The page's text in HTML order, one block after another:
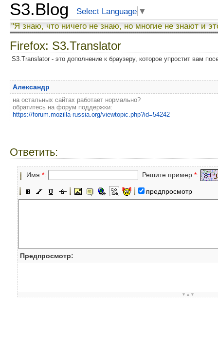
S3.Blog Select Language ▼
"Я знаю, что ничего не знаю, но многие не знают и
Firefox: S3.Translator
S3.Translator - это дополнение к браузеру, которое упростит вам
Александр
на остальных сайтах работает нормально?
обратитесь на форум поддержки:
https://forum.mozilla-russia.org/viewtopic.php?id=54242
Ответить:
Имя *: Решите пример *:
предпросмотр
Предпросмотр:
▼▲▼